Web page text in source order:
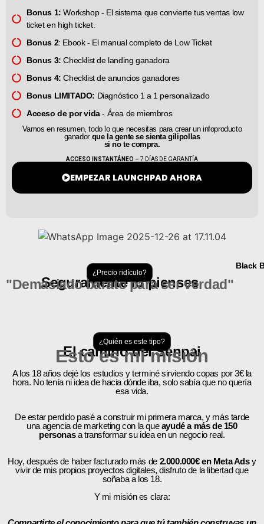
Bonus 1:Workshop - El sistema que convierte tus ventas low
ticket en high ticket.
Bonus 2: Ebook - El manual completo de Low Ticket
Bonus 3:Checklist de landing ganadora
Bonus 4: Checklist de anuncios ganadores
Bonus LIMITADO: Diagnóstico 1 a 1 personalizado
Acceso de por vida- Área de miembros
Vamos en resumen, todo lo que necesitas para crear un infoproducto
ganador que la gente se sienta gilipollas
si no te compra.
ACCESO INSTANTÁNEO – 7 DÍAS DE GARANTÍA
EMPEZAR LAUNCHPAD AHORA
¿Precio ridículo?
Seguramente lo pienses
"Demasiado barato para ser verdad"
Black
¿Quién es este tipo?
El camino del Senpai
Esto es mi misión
A los 18 años dejé los estudios y terminé sirviendo copas por 3€ la
hora. No tenía ni idea de hacia dónde iba, solo sabía que no quería
esa vida.
De estar perdido pasé a construir mi primera marca, y más tarde
una agencia de marketing con la queayudé a más de 150
personasa transformar su idea en un negocio real.
Hoy, después de haber facturado más de 2.000.000€ en Meta Adsy
vivir de mis propios proyectos digitales, disfruto de la libertad que
soñaba a los 18.
Y mi misión es clara: